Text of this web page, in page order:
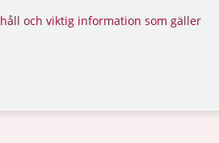
och viktig information som gäller